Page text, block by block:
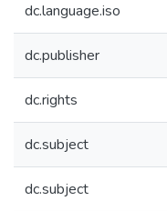
dc.language.iso
dc.publisher
dc.rights
dc.subject
dc.subject